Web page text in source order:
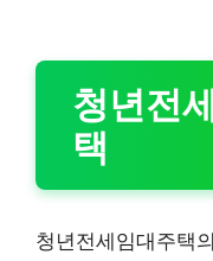
청년전
택
청년전세임대주택